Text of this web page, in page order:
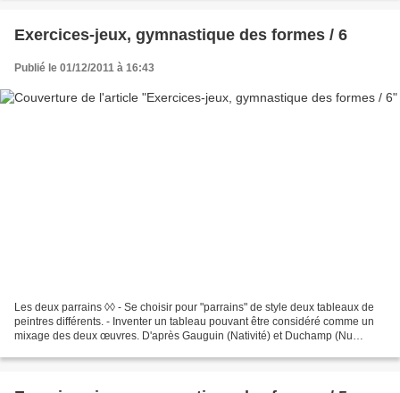
Exercices-jeux, gymnastique des formes / 6
Publié le 01/12/2011 à 16:43
Les deux parrains ◊◊ - Se choisir pour "parrains" de style deux tableaux de
peintres différents. - Inventer un tableau pouvant être considéré comme un
mixage des deux œuvres. D'après Gauguin (Nativité) et Duchamp (Nu